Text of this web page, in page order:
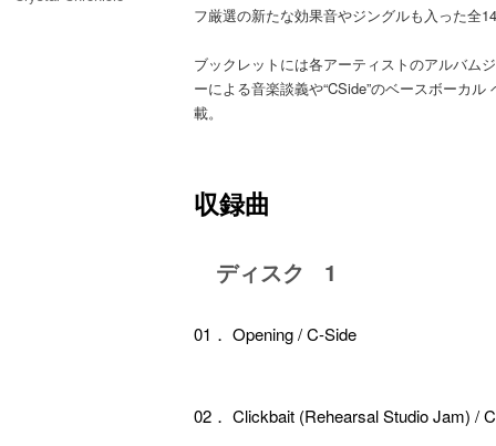
フ厳選の新たな効果音やジングルも入った全
ブックレットには各アーティストのアルバム
ーによる音楽談義や“CSide”のベースボーカ
載。
収録曲
ディスク 1
01． Opening / C-Side
02． Clickbait (Rehearsal Studio Jam) /